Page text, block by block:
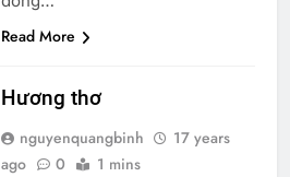
Read More
Hương thơ
nguyenquangbinh
17 years
ago
0 1 mins